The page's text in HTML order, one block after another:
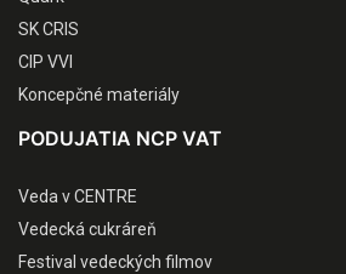
SK CRIS
CIP VVI
Koncepčné materiály
PODUJATIA NCP VAT
Veda v CENTRE
Vedecká cukráreň
Festival vedeckých filmov